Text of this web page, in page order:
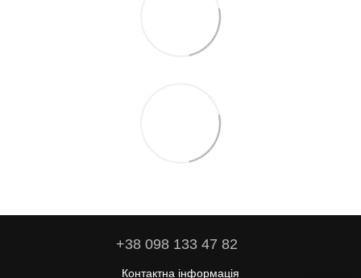
+38 098 133 47 82
Контактна інформація